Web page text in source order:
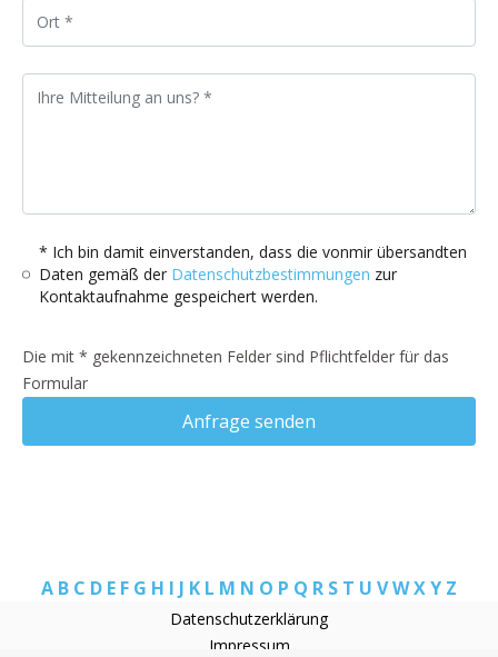
* Ich bin damit einverstanden, dass die vonmir übersandten
Daten gemäß der Datenschutzbestimmungen zur
Kontaktaufnahme gespeichert werden.
Die mit * gekennzeichneten Felder sind Pflichtfelder für das
Formular
Anfrage senden
A B C D E F G H I J K L M N O P Q R S T U VWXY Z
Datenschutzerklärung
Impressum